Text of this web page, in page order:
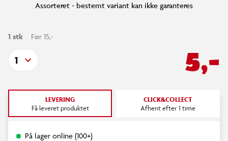
Assorteret - bestemt variant kan ikke garanteres
1 stk Før 15,-
5,-
1
LEVERING
Få leveret produktet
CLICK&COLLECT
Afhent efter 1 time
På lager online (100+)